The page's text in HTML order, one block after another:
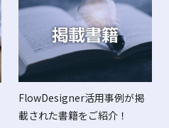
FlowDesigner活用事例が掲
載された書籍をご紹介！